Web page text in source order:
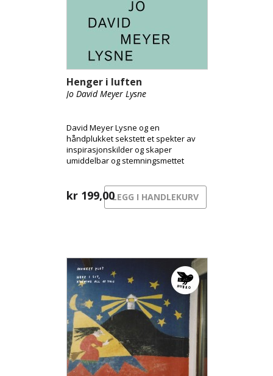
Henger i luften
Jo David Meyer Lysne
David Meyer Lysne og en
håndplukket sekstett et spekter av
inspirasjonskilder og skaper
umiddelbar og stemningsmettet
film av Coen-brødrene-film, er du
kanskje halvveis der!
kr 199,00LEGG I HANDLEKURV